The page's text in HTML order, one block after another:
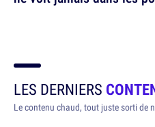
LES DERNIERS
Le contenu chaud, tout juste sorti de